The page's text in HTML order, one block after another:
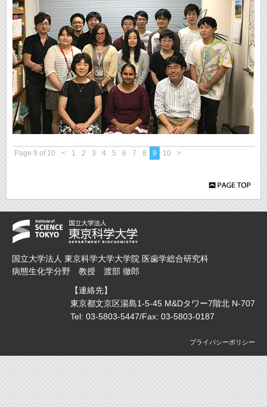
Page 9 of 10 < 1 2 3 4 5 6 7 8 9 10 >
国立大学法人 東京科学大学大学院 医歯学総合研究科
病態生化学分野 教授 渡部 徹郎
【連絡先】
東京都文京区湯島1-5-45 M&Dタワー7階北 N-707
Tel: 03-5803-5447/Fax: 03-5803-0187
プライバシーポリシー